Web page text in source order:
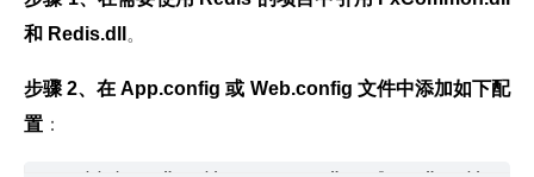
和 Redis.dll
。
步骤 2、在 App.config 或 Web.config 文件中添加如下配
置 ：